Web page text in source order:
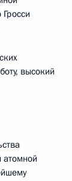
высокий
атомной